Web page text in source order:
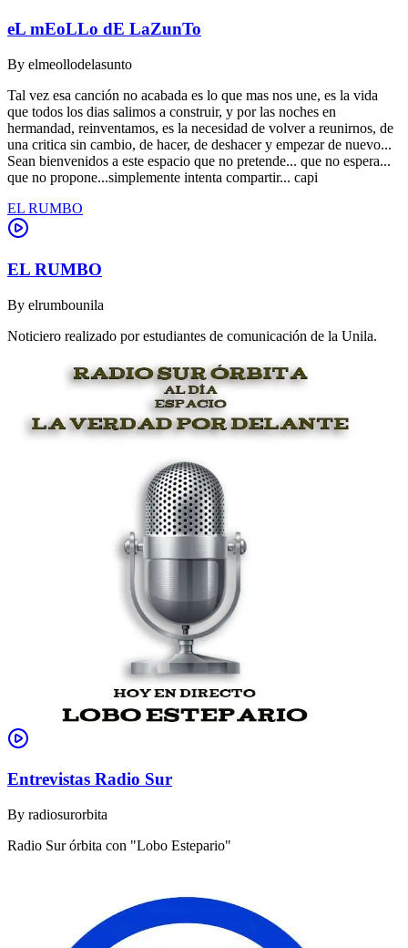
eL mEoLLo dE LaZunTo
By elmeollodelasunto
Tal vez esa canción no acabada es lo que mas nos une, es la vida
que todos los dias salimos a construir, y por las noches en
hermandad, reinventamos, es la necesidad de volver a reunirnos, de
una critica sin cambio, de hacer, de deshacer y empezar de nuevo...
Sean bienvenidos a este espacio que no pretende... que no espera...
que no propone...simplemente intenta compartir... capi
EL RUMBO
EL RUMBO
By elrumbounila
Noticiero realizado por estudiantes de comunicación de la Unila.
Entrevistas Radio Sur
By radiosurorbita
Radio Sur órbita con "Lobo Estepario"